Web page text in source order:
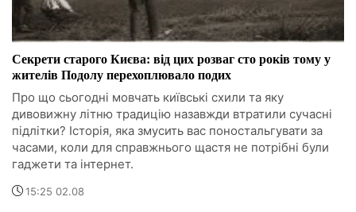
Секрети старого Києва: від цих розваг сто років тому у
жителів Подолу перехоплювало подих
Про що сьогодні мовчать київські схили та яку
дивовижну літню традицію назавжди втратили сучасні
підлітки? Історія, яка змусить вас поностальгувати за
часами, коли для справжнього щастя не потрібні були
гаджети та інтернет.
15:25 02.08